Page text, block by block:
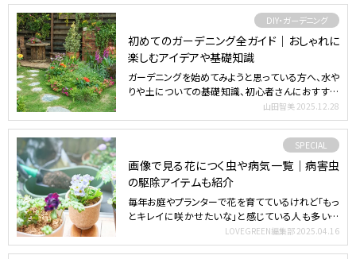
DIY・ガーデニング
初めてのガーデニング全ガイド｜おしゃれに
楽しむアイデアや基礎知識
ガーデニングを始めてみようと思っている方へ、水や
りや土についての基礎知識、初心者さんにおすすめ
山田智美 2025.12.28
SPECIAL
画像で見る花につく虫や病気一覧｜病害虫
の駆除アイテムも紹介
毎年お庭やプランターで花を育てているけれど「もっ
とキレイに咲かせたいな」と感じている人も多いの
LOVEGREEN編集部 2025.04.16